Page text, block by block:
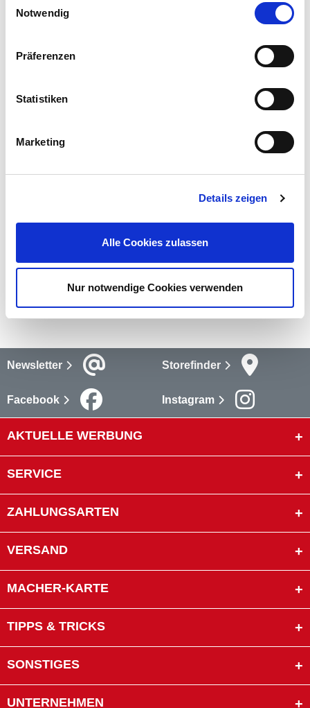
Notwendig
Präferenzen
Statistiken
Marketing
Details zeigen
Alle Cookies zulassen
Nur notwendige Cookies verwenden
Das Stichsägeblatt von Drillcraft ist passend für AEG, Bosch,
sich in einem Abstand von 4,0 mm verteilen.
Versandkosten
Newsletter Storefinder
Facebook Instagram
AKTUELLE WERBUNG
SERVICE
ZAHLUNGSARTEN
VERSAND
MACHER-KARTE
TIPPS & TRICKS
SONSTIGES
UNTERNEHMEN